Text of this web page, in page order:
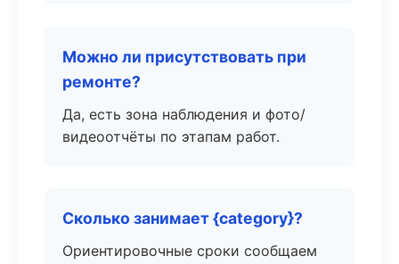
Можно ли присутствовать при
ремонте?
Да, есть зона наблюдения и фото/
видеоотчёты по этапам работ.
Сколько занимает {category}?
Ориентировочные сроки сообщаем